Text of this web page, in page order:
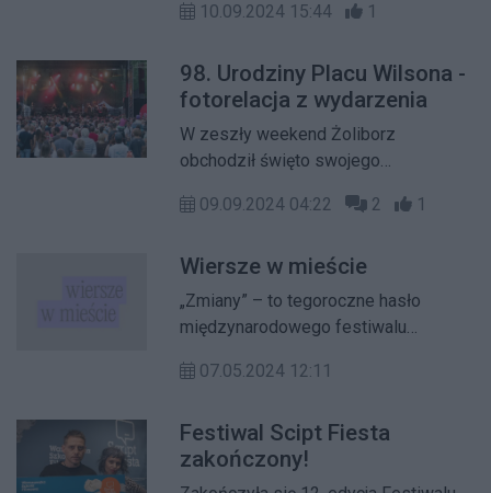
Ludwiki. W tym roku parada odbyła się
10.09.2024 15:44 1
98. Urodziny Placu Wilsona -
fotorelacja z wydarzenia
W zeszły weekend Żoliborz
obchodził święto swojego
dwudniowych Urodzin Placu Wilsona
spektakle teatralne i koncerty.
09.09.2024 04:22 2 1
Wiersze w mieście
„Zmiany” – to tegoroczne hasło
międzynarodowego festiwalu
najnowszą europejską poezję w
Akcja potrwa do 2 czerwca.
07.05.2024 12:11
Festiwal Scipt Fiesta
zakończony!